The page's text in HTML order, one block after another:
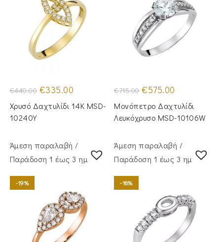
€440.00 Original
price
€440.00.
€335.00
τιμή
είναι:
Χρυσό Δαχτυλίδι 14Κ MSD-
10240Y
€715.00 Original
price
€715.00.
€575.00
τιμή
είναι:
€575.00.
Μονόπετρο Δαχτυλίδι
Λευκόχρυσο MSD-10106W
Άμεση παραλαβή /
Παράδoση 1 έως 3 ημέρες
-19%
Άμεση παραλαβή /
Παράδoση 1 έως 3 ημέρες
-18%